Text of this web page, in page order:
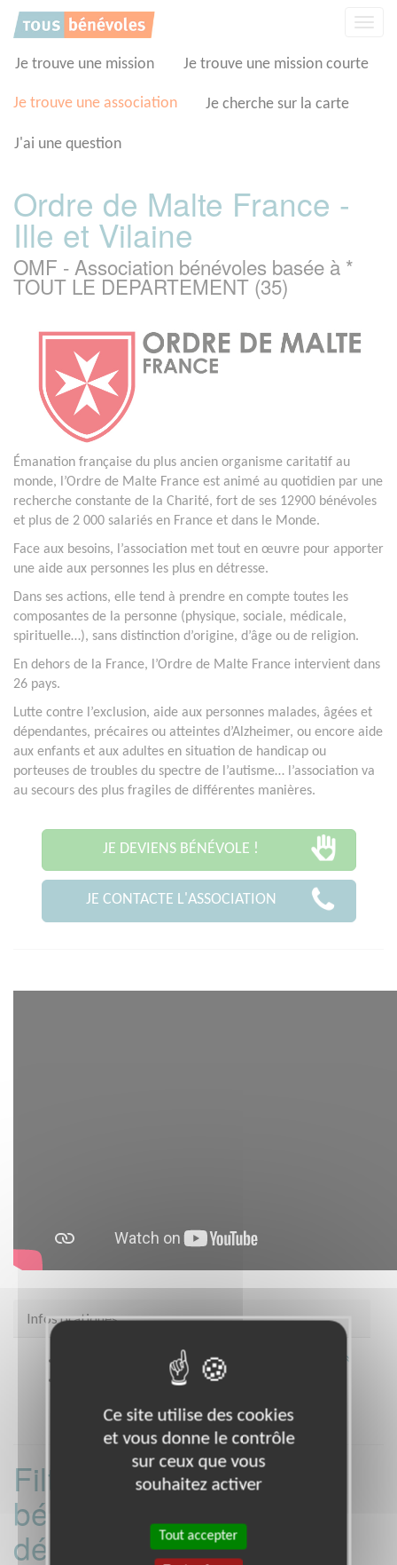
Je trouve une mission Je trouve une mission courte
Je trouve une association Je cherche sur la carte
J'ai une question
Ordre de Malte France -
Ille et Vilaine
OMF - Association bénévoles basée à *
TOUT LE DEPARTEMENT (35)
Émanation française du plus ancien organisme caritatif au
monde, l’Ordre de Malte France est animé au quotidien par une
recherche constante de la Charité, fort de ses 12900 bénévoles
et plus de 2 000 salariés en France et dans le Monde.
Face aux besoins, l’association met tout en œuvre pour apporter
une aide aux personnes les plus en détresse.
Dans ses actions, elle tend à prendre en compte toutes les
composantes de la personne (physique, sociale, médicale,
spirituelle…), sans distinction d’origine, d’âge ou de religion.
En dehors de la France, l’Ordre de Malte France intervient dans
26 pays.
Lutte contre l’exclusion, aide aux personnes malades, âgées et
dépendantes, précaires ou atteintes d’Alzheimer, ou encore aide
aux enfants et aux adultes en situation de handicap ou
porteuses de troubles du spectre de l’autisme… l’association va
au secours des plus fragiles de différentes manières.
JE DEVIENS BÉNÉVOLE !
JE CONTACTE L'ASSOCIATION
Infos pratiques
https://www.ordredemaltefrance.org/
* TOUT LE DEPARTEMENT (35)
Filtrer les missions
bénévoles par
département :
Panneau de gestion des cookies
Ce site utilise des cookies
et vous donne le contrôle
sur ceux que vous
souhaitez activer
Tout accepter